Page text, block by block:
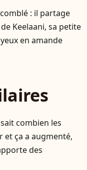
: il partage
Keelaani, sa petite
en amande
combien les
et ça a augmenté,
des